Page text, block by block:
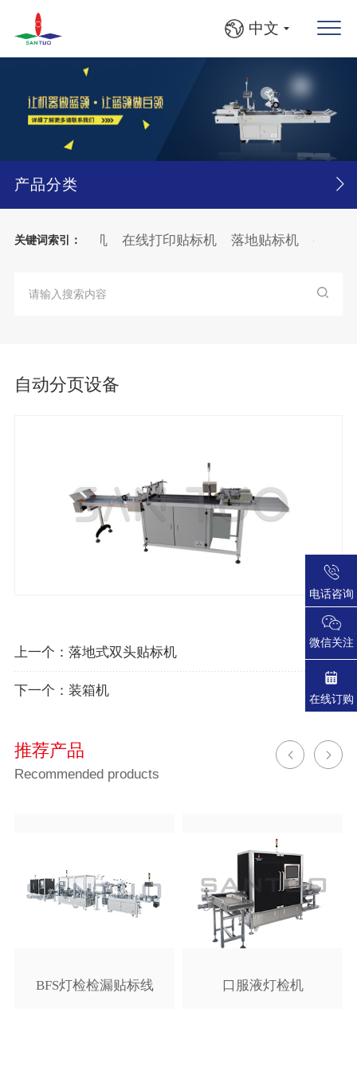
中文
产品分类
关键词索引：
统 平面贴标机 在线打印贴标机 落地贴标机 视觉缺
自动分页设备
上一个： 落地式双头贴标机
下一个： 装箱机
推荐产品
Recommended products
BFS灯检检漏贴标线 口服液灯检机
电话咨询
微信关注
在线订购